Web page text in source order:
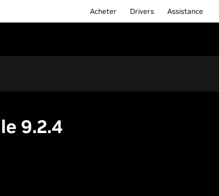
Acheter Drivers Assistance
9.2.4